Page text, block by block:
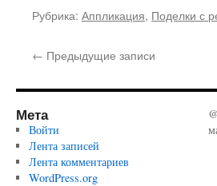
Рубрика: Аппликация, Поделки с
← Предыдущие записи
Мета
Войти
Лента записей
Лента комментариев
WordPress.org